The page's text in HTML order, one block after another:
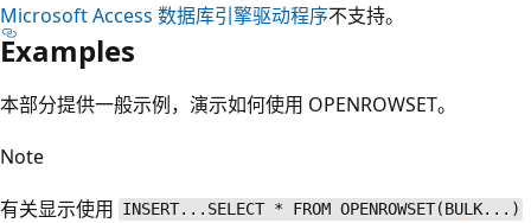
Microsoft Access 数据库引擎驱动程序不支持。
Examples
本部分提供一般示例，演示如何使用 OPENROWSET。
Note
有关显示使用 INSERT...SELECT * FROM OPENROWSET(BULK...)